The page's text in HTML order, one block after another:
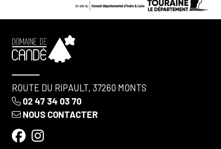
ROUTE DU RIPAULT, 37260 MONTS
02 47 34 03 70
NOUS CONTACTER